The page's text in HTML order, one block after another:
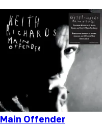
Main Offender